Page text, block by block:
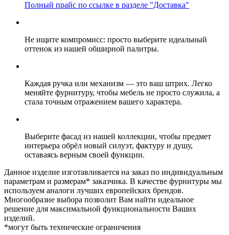
Полный прайс по ссылке в разделе "Доставка"
Не ищите компромисс: просто выберите идеальный
оттенок из нашей обширной палитры.
Каждая ручка или механизм — это ваш штрих. Легко
меняйте фурнитуру, чтобы мебель не просто служила, а
стала точным отражением вашего характера.
Выберите фасад из нашей коллекции, чтобы предмет
интерьера обрёл новый силуэт, фактуру и душу,
оставаясь верным своей функции.
Данное изделие изготавливается на заказ по индивидуальным
параметрам и размерам* заказчика. В качестве фурнитуры мы
используем аналоги лучших европейских брендов.
Многообразие выбора позволит Вам найти идеальное
решение для максимальной функциональности Ваших
изделий.
*могут быть технические ограничения